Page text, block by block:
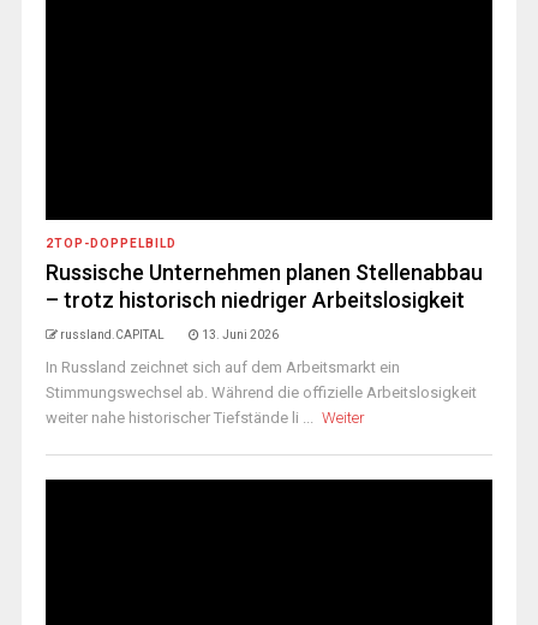
2TOP-DOPPELBILD
Russische Unternehmen planen Stellenabbau
– trotz historisch niedriger Arbeitslosigkeit
russland.CAPITAL 13. Juni 2026
In Russland zeichnet sich auf dem Arbeitsmarkt ein
Stimmungswechsel ab. Während die offizielle Arbeitslosigkeit
weiter nahe historischer Tiefstände li ... Weiter